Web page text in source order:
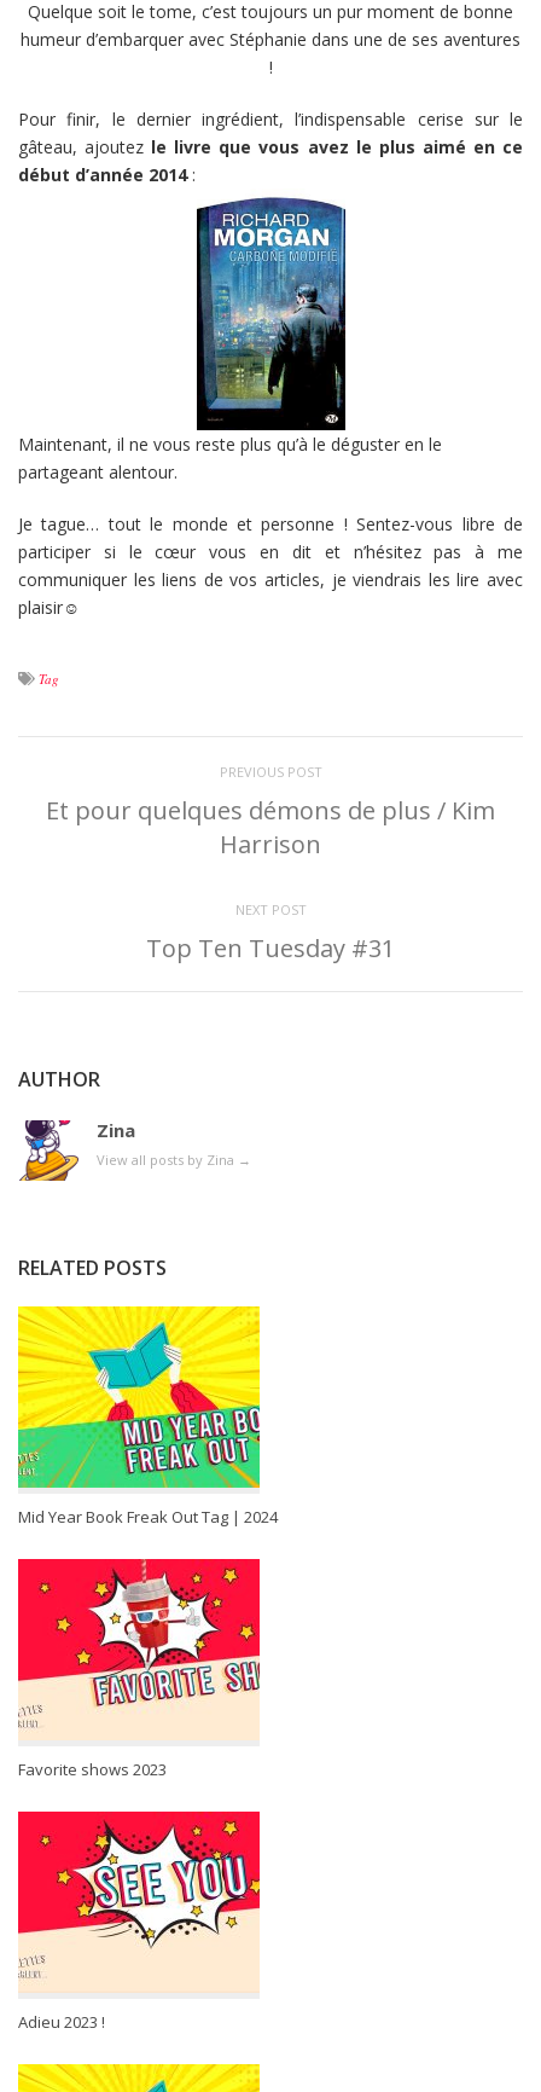
Quelque soit le tome, c’est toujours un pur moment de bonne
humeur d’embarquer avec Stéphanie dans une de ses aventures
!
Pour finir, le dernier ingrédient, l’indispensable cerise sur le
gâteau, ajoutez le livre que vous avez le plus aimé en ce
début d’année 2014:
Maintenant, il ne vous reste plus qu’à le déguster en le
partageant alentour.
Je tague… tout le monde et personne ! Sentez-vous libre de
participer si le cœur vous en dit et n’hésitez pas à me
communiquer les liens de vos articles, je viendrais les lire avec
plaisir☺
Tag
PREVIOUS POST
Et pour quelques démons de plus / Kim
Harrison
NEXT POST
Top Ten Tuesday #31
AUTHOR
Zina
View all posts by Zina →
RELATED POSTS
Mid Year Book Freak Out Tag | 2024
Favorite shows 2023
Adieu 2023 !